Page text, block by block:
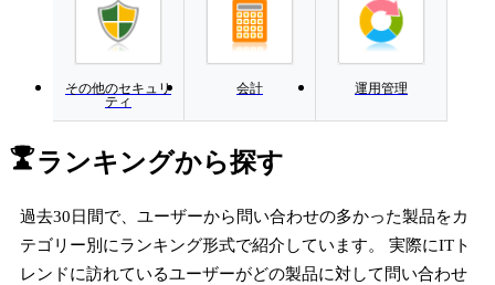
その他のセキュリ
ティ
会計 運用管理
ランキングから探す
過去30日間で、ユーザーから問い合わせの多かった製品をカ
テゴリー別にランキング形式で紹介しています。 実際にITト
レンドに訪れているユーザーがどの製品に対して問い合わせ